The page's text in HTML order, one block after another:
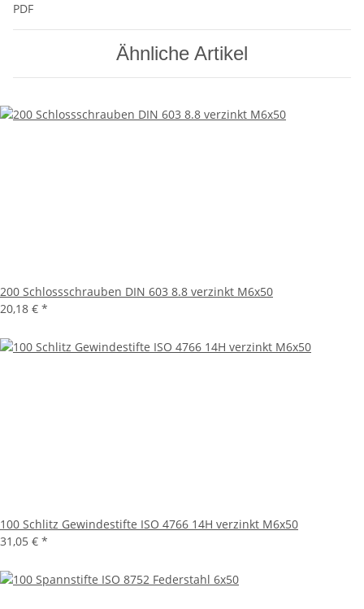
PDF
Ähnliche Artikel
200 Schlossschrauben DIN 603 8.8 verzinkt M6x50
20,18 € *
100 Schlitz Gewindestifte ISO 4766 14H verzinkt M6x50
31,05 € *